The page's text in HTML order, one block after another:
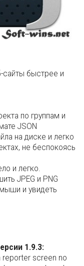
сайты быстрее и
по группам и
JSON
на диске и легко
не беспокоясь
и легко.
JPEG и PNG
и увидеть
1.9.3:
reporter screen no